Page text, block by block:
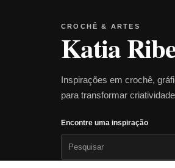
CROCHÊ & ARTES
Katia
Inspirações em crochê,
para transformar
Encontre uma inspiração